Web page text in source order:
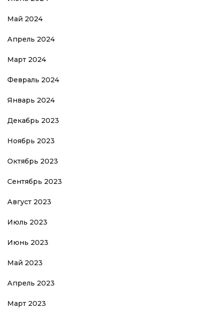
Май 2024
Апрель 2024
Март 2024
Февраль 2024
Январь 2024
Декабрь 2023
Ноябрь 2023
Октябрь 2023
Сентябрь 2023
Август 2023
Июль 2023
Июнь 2023
Май 2023
Апрель 2023
Март 2023